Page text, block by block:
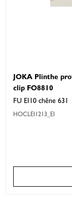
JOKA Plinthe
clip FO8810
FU EI10 chêne 631
HOCLEI1213_EI